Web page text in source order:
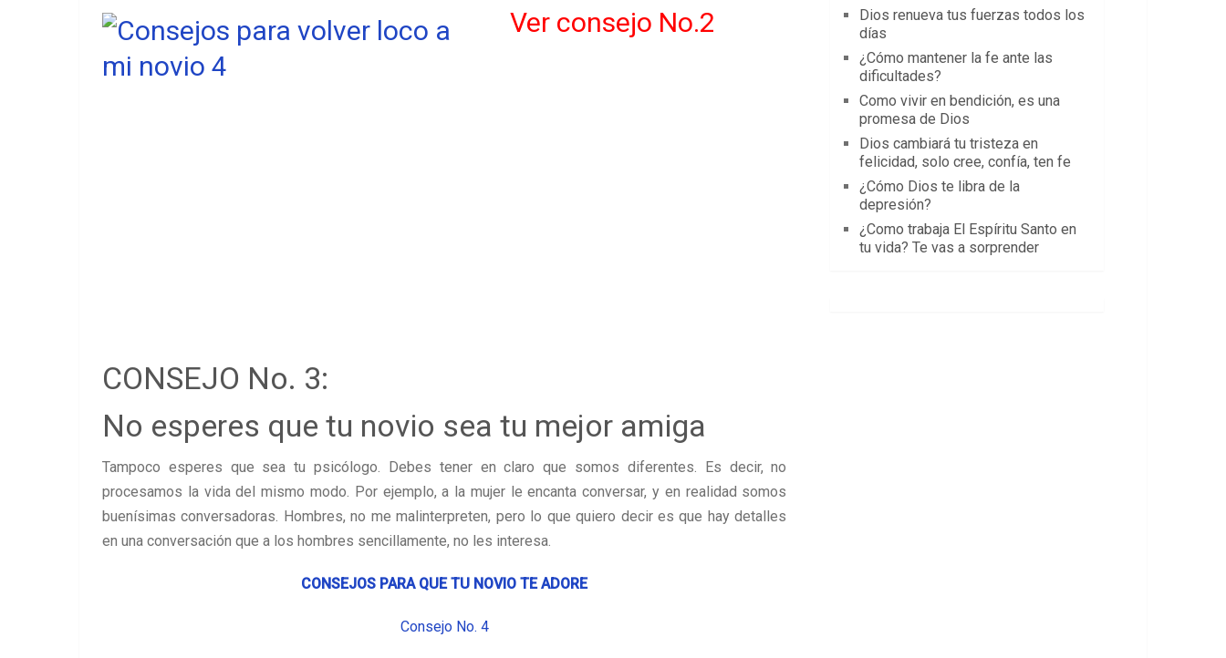
Ver consejo No.2
CONSEJO No. 3:
No esperes que tu novio sea tu mejor amiga
Tampoco esperes que sea tu psicólogo. Debes tener en claro que somos diferentes. Es decir, no
procesamos la vida del mismo modo. Por ejemplo, a la mujer le encanta conversar, y en realidad somos
buenísimas conversadoras. Hombres, no me malinterpreten, pero lo que quiero decir es que hay detalles
en una conversación que a los hombres sencillamente, no les interesa.
CONSEJOS PARA QUE TU NOVIO TE ADORE
Consejo No. 4
Dios renueva tus fuerzas todos los
días
¿Cómo mantener la fe ante las
dificultades?
Como vivir en bendición, es una
promesa de Dios
Dios cambiará tu tristeza en
felicidad, solo cree, confía, ten fe
¿Cómo Dios te libra de la
depresión?
¿Como trabaja El Espíritu Santo en
tu vida? Te vas a sorprender